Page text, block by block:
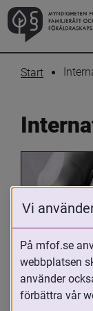
Start
Oavsett
Vi
På mfof.se
webbplatsen
använder
förbättra vår